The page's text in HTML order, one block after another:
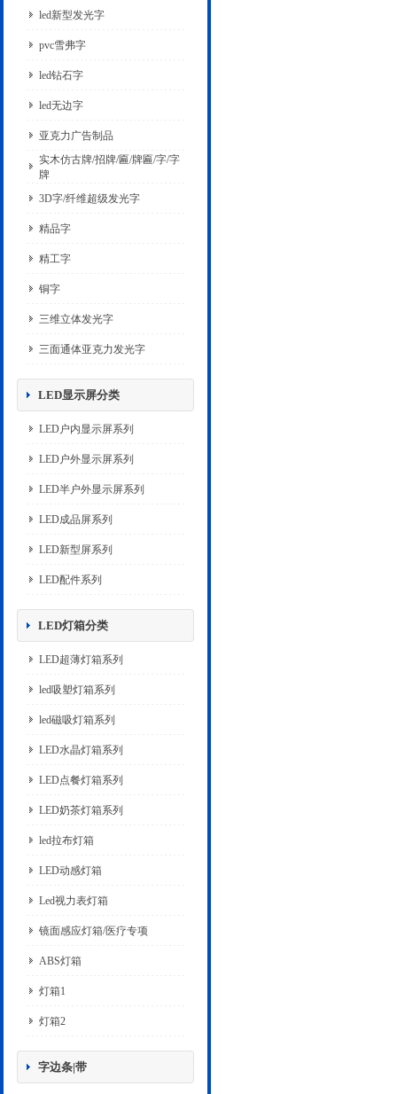
led新型发光字
pvc雪弗字
led钻石字
led无边字
亚克力广告制品
实木仿古牌/招牌/匾/牌匾/字/字
牌
3D字/纤维超级发光字
精品字
精工字
铜字
三维立体发光字
三面通体亚克力发光字
LED显示屏分类
LED户内显示屏系列
LED户外显示屏系列
LED半户外显示屏系列
LED成品屏系列
LED新型屏系列
LED配件系列
LED灯箱分类
LED超薄灯箱系列
led吸塑灯箱系列
led磁吸灯箱系列
LED水晶灯箱系列
LED点餐灯箱系列
LED奶茶灯箱系列
led拉布灯箱
LED动感灯箱
Led视力表灯箱
镜面感应灯箱/医疗专项
ABS灯箱
灯箱1
灯箱2
字边条|带